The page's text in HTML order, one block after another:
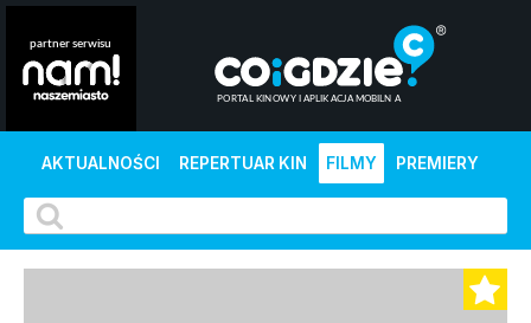
AKTUALNOŚCI REPERTUAR KIN FILMY PREMIERY